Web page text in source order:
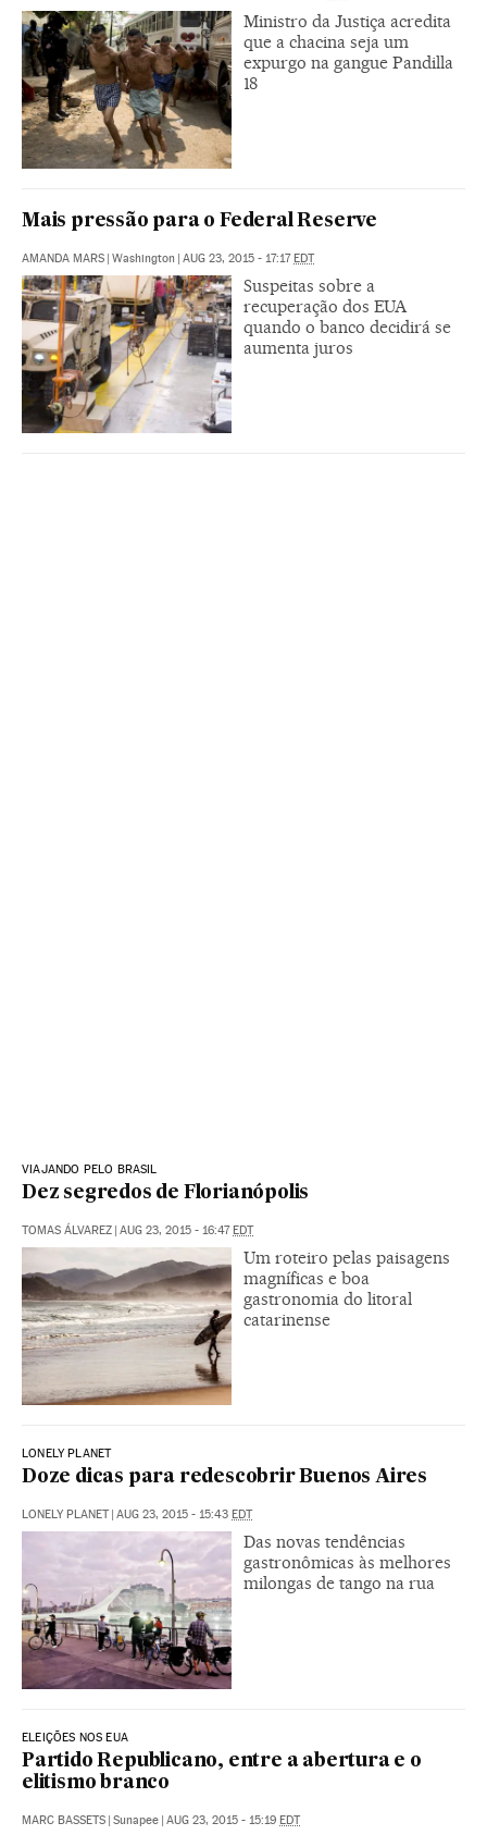
Ministro da Justiça acredita
que a chacina seja um
expurgo na gangue Pandilla
18
Mais pressão para o Federal Reserve
AMANDA MARS | Washington | AUG 23, 2015 - 17:17EDT
Suspeitas sobre a
recuperação dos EUA
quando o banco decidirá se
aumenta juros
VIAJANDO PELO BRASIL
Dez segredos de Florianópolis
TOMAS ÁLVAREZ | AUG 23, 2015 - 16:47EDT
Um roteiro pelas paisagens
magníficas e boa
gastronomia do litoral
catarinense
LONELY PLANET
Doze dicas para redescobrir Buenos Aires
LONELY PLANET | AUG 23, 2015 - 15:43 EDT
Das novas tendências
gastronômicas às melhores
milongas de tango na rua
ELEIÇÕES NOS EUA
Partido Republicano, entre a abertura e o
elitismo branco
MARC BASSETS | Sunapee | AUG 23, 2015 - 15:19 EDT